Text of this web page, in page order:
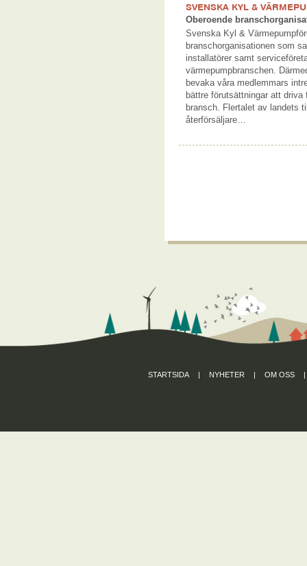
SVENSKA KYL &
Oberoende
Svenska Kyl &
branschorganisationen som
installatörer samt
värmepumpbranschen.
bevaka våra medlemmars
bättre förutsättningar att
bransch. Flertalet av landets
återförsäljare…
STARTSIDA | NYHETER | OM OSS |